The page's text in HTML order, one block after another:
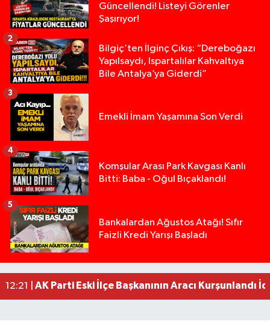
Güncellendi! Listeyi Görenler
Şaşırıyor!
Bilgiç’ten İlginç Çıkış: “Dereboğazı
Yapılsaydı, Ispartalılar Kahvaltıya
Bile Antalya’ya Giderdi”
2
Emekli İmam Yaşamına Son Verdi
3
Komşular Arası Park Kavgası Kanlı
Bitti: Baba - Oğul Bıçaklandı!
4
Bankalardan Ağustos Atağı! Sıfır
Faizli Kredi Yarışı Başladı
5
17:18 |Anız Yangını Kazaya Neden Oldu: 13 Araç
17:08 |Alevlere Teslim Olan Gecekondu Kullanılamaz
13:46 |Yolcu Otobüsüyle Minibüsün Çarpıştığı Kaza
12:21 | AK Parti Eski İlçe Başkanının Aracı Kurşunlandı